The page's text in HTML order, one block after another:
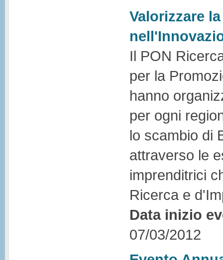
Valorizzare
Il PON
per la
hanno
per ogni
lo scambio di
attraverso le
imprenditrici
Ricerca e
Data inizio
07/03/2012